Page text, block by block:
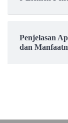
Penjelasan
dan